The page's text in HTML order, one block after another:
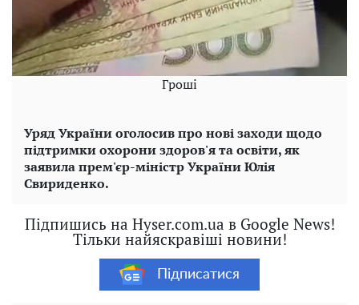
Гроші
Уряд України оголосив про нові заходи щодо
підтримки охорони здоров'я та освіти, як
заявила прем'єр-міністр України Юлія
Свириденко.
Підпишись на Hyser.com.ua в Google News!
Тільки найяскравіші новини!
Підписатися